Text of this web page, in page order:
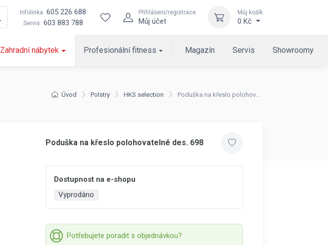
Infolinka: 605 226 688
Servis: 603 883 788
Přihlášení/registrace
Můj účet
Můj košík
0 Kč
Zahradní nábytek Profesionální fitness Magazín Servis Showroomy
Úvod Polstry HKS selection Poduška na křeslo polohovatelné des. 698
Poduška na křeslo polohovatelné des. 698
Dostupnost na e-shopu
Vyprodáno
Potřebujete poradit s objednávkou?